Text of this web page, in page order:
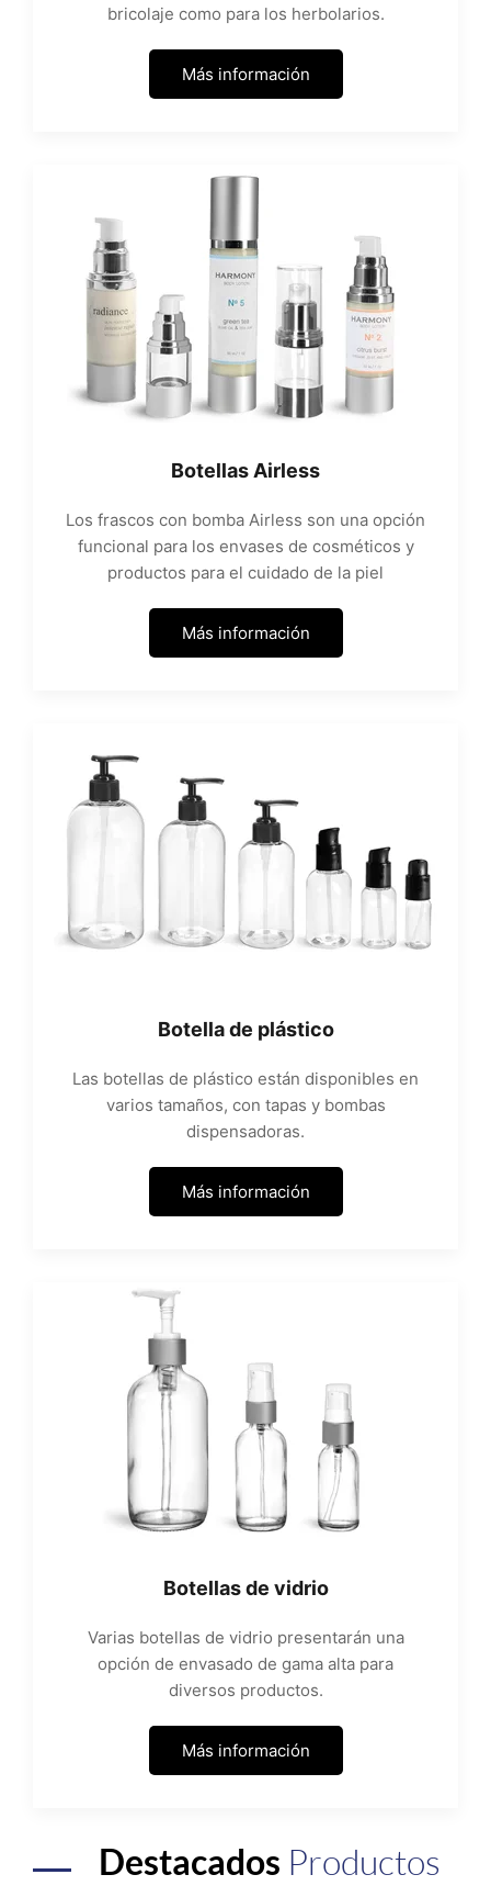
bricolaje como para los herbolarios.
Más información
Botellas Airless
Los frascos con bomba Airless son una opción
funcional para los envases de cosméticos y
productos para el cuidado de la piel
Más información
Botella de plástico
Las botellas de plástico están disponibles en
varios tamaños, con tapas y bombas
dispensadoras.
Más información
Botellas de vidrio
Varias botellas de vidrio presentarán una
opción de envasado de gama alta para
diversos productos.
Más información
Destacados Productos